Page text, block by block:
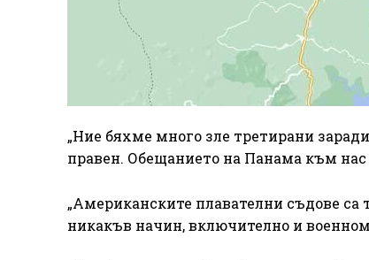
„Ние бяхме много зле третирани
правен. Обещанието на Панама към нас
„Американските плавателни съдове
никакъв начин, включително и